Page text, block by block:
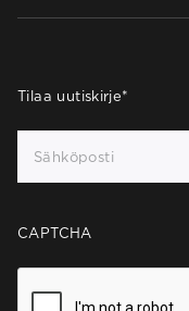
Tilaa uutiskirje*
CAPTCHA